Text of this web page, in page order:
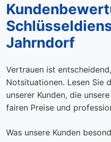
Jahrndorf
Vertrauen ist
Notsituationen. Lesen Sie
unserer Kunden, die
fairen Preise und
Was unsere Kunden